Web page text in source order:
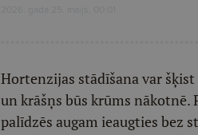
2026. gada 25. maijs, 00:01
Hortenzijas stādīšana var
un krāšņs būs krūms nākotnē.
palīdzēs augam ieaugties bez